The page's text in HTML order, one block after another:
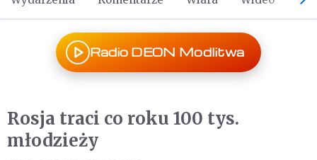
Radio DEON Modlitwa
Rosja traci co roku 100 tys.
młodzieży